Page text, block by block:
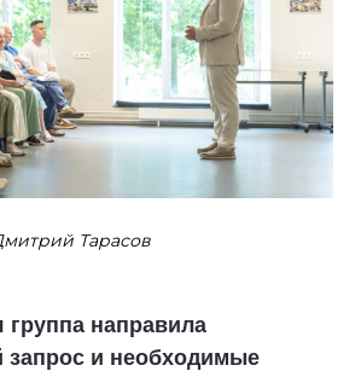
Тарасов
группа направила
и необходимые